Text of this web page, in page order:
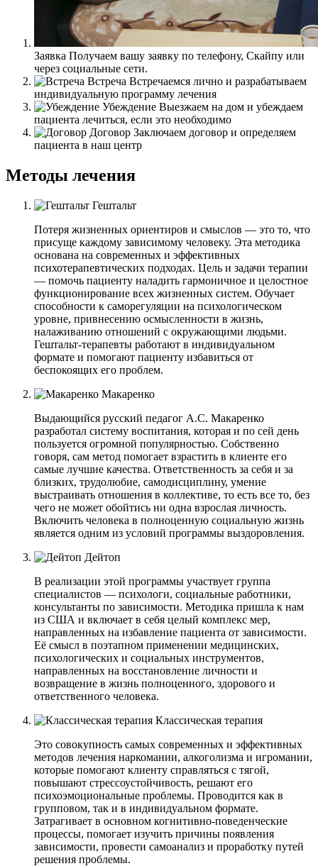
Заявка Получаем вашу заявку по телефону, Скайпу или
через социальные сети.
Встреча Встречаемся лично и разрабатываем
индивидуальную программу лечения
Убеждение Выезжаем на дом и убеждаем
пациента лечиться, если это необходимо
Договор Заключаем договор и определяем
пациента в наш центр
Методы лечения
Гештальт
Потеря жизненных ориентиров и смыслов — это то, что
присуще каждому зависимому человеку. Эта методика
основана на современных и эффективных
психотерапевтических подходах. Цель и задачи терапии
— помочь пациенту наладить гармоничное и целостное
функционирование всех жизненных систем. Обучает
способности к саморегуляции на психологическом
уровне, привнесению осмысленности в жизнь,
налаживанию отношений с окружающими людьми.
Гештальт-терапевты работают в индивидуальном
формате и помогают пациенту избавиться от
беспокоящих его проблем.
Макаренко
Выдающийся русский педагог А.С. Макаренко
разработал систему воспитания, которая и по сей день
пользуется огромной популярностью. Собственно
говоря, сам метод помогает взрастить в клиенте его
самые лучшие качества. Ответственность за себя и за
близких, трудолюбие, самодисциплину, умение
выстраивать отношения в коллективе, то есть все то, без
чего не может обойтись ни одна взрослая личность.
Включить человека в полноценную социальную жизнь
является одним из условий программы выздоровления.
Дейтоп
В реализации этой программы участвует группа
специалистов — психологи, социальные работники,
консультанты по зависимости. Методика пришла к нам
из США и включает в себя целый комплекс мер,
направленных на избавление пациента от зависимости.
Её смысл в поэтапном применении медицинских,
психологических и социальных инструментов,
направленных на восстановление личности и
возвращение в жизнь полноценного, здорового и
ответственного человека.
Классическая терапия
Это совокупность самых современных и эффективных
методов лечения наркомании, алкоголизма и игромании,
которые помогают клиенту справляться с тягой,
повышают стрессоустойчивость, решают его
психоэмоциональные проблемы. Проводится как в
групповом, так и в индивидуальном формате.
Затрагивает в основном когнитивно-поведенческие
процессы, помогает изучить причины появления
зависимости, провести самоанализ и проработку путей
решения проблемы.